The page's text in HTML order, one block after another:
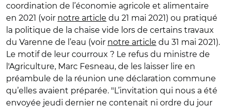
coordination de l’économie agricole et alimentaire
en 2021 (voir notre article du 21 mai 2021) ou pratiqué
la politique de la chaise vide lors de certains travaux
du Varenne de l’eau (voir notre article du 31 mai 2021).
Le motif de leur courroux ? Le refus du ministre de
l'Agriculture, Marc Fesneau, de les laisser lire en
préambule de la réunion une déclaration commune
qu’elles avaient préparée. "L’invitation qui nous a été
envoyée jeudi dernier ne contenait ni ordre du jour